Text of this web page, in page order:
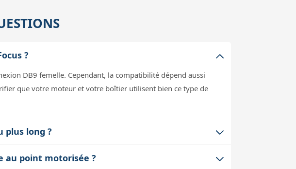
?
DB9 femelle. Cependant, la compatibilité dépend aussi
que votre moteur et votre boîtier utilisent bien ce type de
plus long ?
ou créer des résistances électriques. Ce câble est donc
au point motorisée ?